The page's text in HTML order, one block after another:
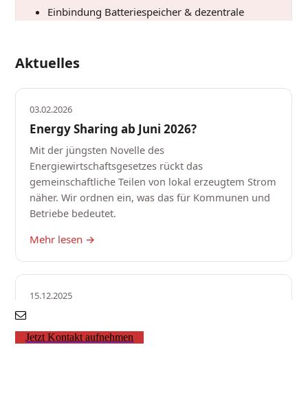
Jetzt Kontakt aufnehmen